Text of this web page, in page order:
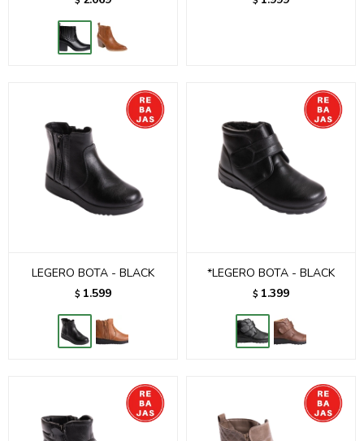
LEGERO BOTA - BLACK
$ 1.599
*LEGERO BOTA - BLACK
$ 1.399